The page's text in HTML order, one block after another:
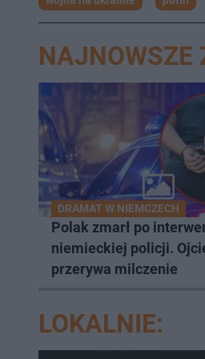
NAJNOWSZE
DRAMAT W NIEMCZECH
Polak zmarł po
niemieckiej policji.
przerywa milczenie
LOKALNIE: